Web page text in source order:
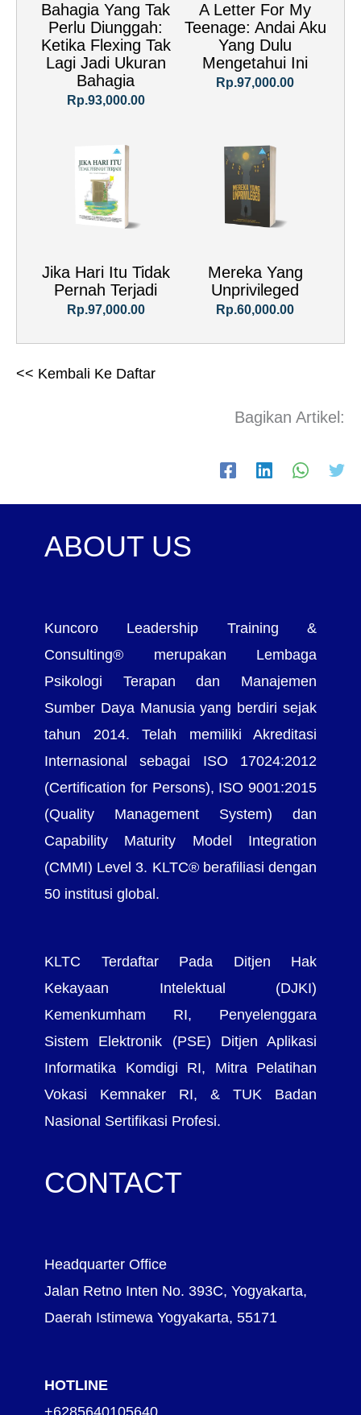
Bahagia Yang Tak
Perlu Diunggah:
Ketika Flexing Tak
Lagi Jadi Ukuran
Bahagia
Rp.93,000.00
A Letter For My
Teenage: Andai Aku
Yang Dulu
Mengetahui Ini
Rp.97,000.00
Jika Hari Itu Tidak
Pernah Terjadi
Rp.97,000.00
Mereka Yang
Unprivileged
Rp.60,000.00
<< Kembali Ke Daftar
Bagikan Artikel:
ABOUT US
Kuncoro Leadership Training &
Consulting® merupakan Lembaga
Psikologi Terapan dan Manajemen
Sumber Daya Manusia yang berdiri sejak
tahun 2014. Telah memiliki Akreditasi
Internasional sebagai ISO 17024:2012
(Certification for Persons), ISO 9001:2015
(Quality Management System) dan
Capability Maturity Model Integration
(CMMI) Level 3. KLTC® berafiliasi dengan
50 institusi global.
KLTC Terdaftar Pada Ditjen Hak
Kekayaan Intelektual (DJKI)
Kemenkumham RI, Penyelenggara
Sistem Elektronik (PSE) Ditjen Aplikasi
Informatika Komdigi RI, Mitra Pelatihan
Vokasi Kemnaker RI, & TUK Badan
Nasional Sertifikasi Profesi.
CONTACT
Headquarter Office
Jalan Retno Inten No. 393C, Yogyakarta,
Daerah Istimewa Yogyakarta, 55171
HOTLINE